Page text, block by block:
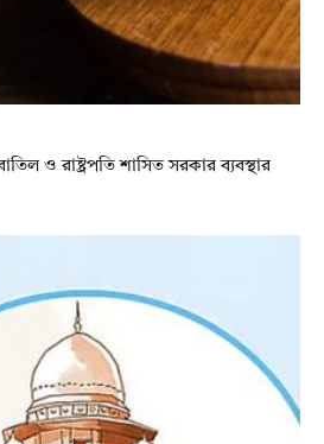
ও রাষ্ট্রপতি শাসিত সরকার ব্যবস্থার